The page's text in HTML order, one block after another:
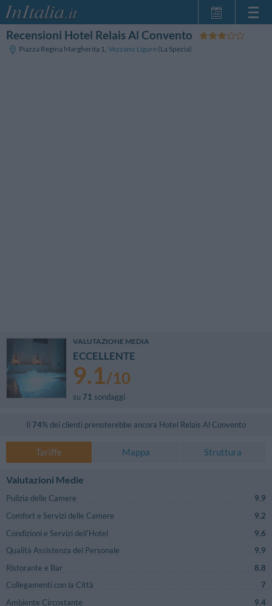
Home Page
Le mie Prenotazioni
Recensioni Hotel Relais Al Convento
Piazza Regina Margherita 1, Vezzano Ligure (La Spezia)
VALUTAZIONE MEDIA
ECCELLENTE
9.1/10
su 71 sondaggi
Il 74% dei clienti prenoterebbe ancora Hotel Relais Al Convento
Tariffe Mappa Struttura
Valutazioni Medie
Pulizia delle Camere
9.9
Comfort e Servizi delle Camere
9.2
Condizioni e Servizi dell'Hotel
9.6
Qualità Assistenza del Personale
9.9
Ristorante e Bar
8.8
Collegamenti con la Città
7
Ambiente Circostante
9.4